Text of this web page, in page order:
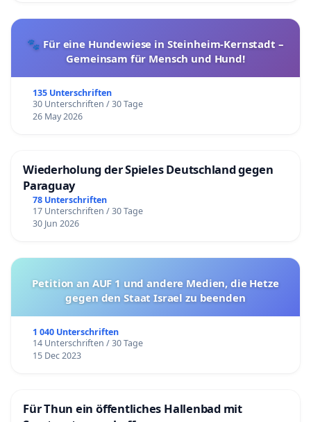
🐾 Für eine Hundewiese in Steinheim-Kernstadt –
Gemeinsam für Mensch und Hund!
135 Unterschriften
30 Unterschriften / 30 Tage
26 May 2026
Wiederholung der Spieles Deutschland gegen
Paraguay
78 Unterschriften
17 Unterschriften / 30 Tage
30 Jun 2026
Petition an AUF 1 und andere Medien, die Hetze
gegen den Staat Israel zu beenden
1 040 Unterschriften
14 Unterschriften / 30 Tage
15 Dec 2023
Für Thun ein öffentliches Hallenbad mit